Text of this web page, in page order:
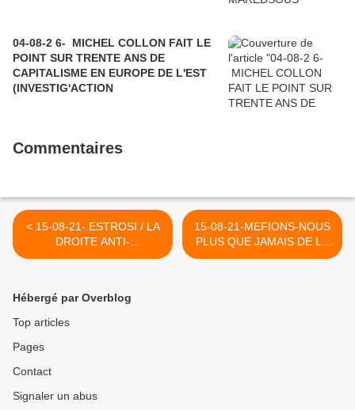
04-08-2 6- MICHEL COLLON FAIT LE
POINT SUR TRENTE ANS DE
CAPITALISME EN EUROPE DE L'EST
(INVESTIG'ACTION
Commentaires
< 15-08-21- ESTROSI / LA
DROITE ANTI-
IMMIGRATION (ECRIT
CROIS PAS QUE ESTROSI,
L'HOMME QUI BRADIT LE
QUAND A GAZA LES
TUENT DES DIZAINES DE
CIVILS INNOCENTS DONT
15-08-21-MEFIONS-NOUS
PLUS QUE JAMAIS DE LA
PSEUDO-ECONOMIE
Hébergé par Overblog
Top articles
Pages
Contact
Signaler un abus